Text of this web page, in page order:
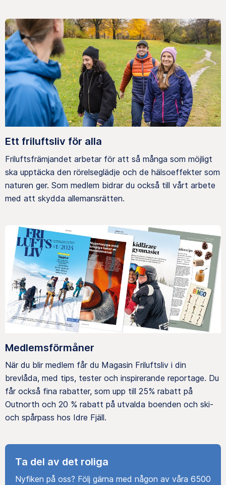
Ett friluftsliv för alla
Friluftsfrämjandet arbetar för att så många som möjligt
ska upptäcka den rörelseglädje och de hälsoeffekter som
naturen ger. Som medlem bidrar du också till vårt arbete
med att skydda allemansrätten.
Medlemsförmåner
När du blir medlem får du Magasin Friluftsliv i din
brevlåda, med tips, tester och inspirerande reportage. Du
får också fina rabatter, som upp till 25% rabatt på
Outnorth och 20 % rabatt på utvalda boenden och ski-
och spårpass hos Idre Fjäll.
Ta del av det roliga
Nyfiken på oss? Följ gärna med någon av våra 6500